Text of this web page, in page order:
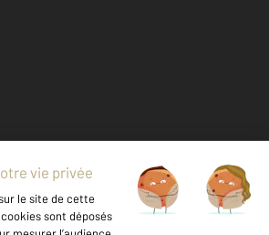
& CGU et Barèmes d'honoraires
personnelles